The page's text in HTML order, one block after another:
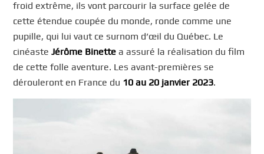
froid extrême, ils vont parcourir la surface gelée de
cette étendue coupée du monde, ronde comme une
pupille, qui lui vaut ce surnom d’œil du Québec. Le
cinéasteJérôme Binette a assuré la réalisation du film
de cette folle aventure. Les avant-premières se
dérouleront en France du 10 au 20 janvier 2023.